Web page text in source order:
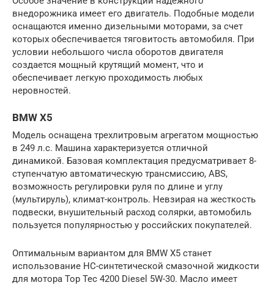
внедорожника имеет его двигатель. Подобные модели
оснащаются именно дизельными моторами, за счет
которых обеспечивается тяговитость автомобиля. При
условии небольшого числа оборотов двигателя
создается мощный крутящий момент, что и
обеспечивает легкую проходимость любых
неровностей.
BMW X5
Модель оснащена трехлитровым агрегатом мощностью
в 249 л.с. Машина характеризуется отличной
динамикой. Базовая комплектация предусматривает 8-
ступенчатую автоматическую трансмиссию, ABS,
возможность регулировки руля по длине и углу
(мультируль), климат-контроль. Невзирая на жесткость
подвески, внушительный расход солярки, автомобиль
пользуется популярностью у российских покупателей.
Оптимальным вариантом для BMW X5 станет
использование НС-синтетической смазочной жидкости
для мотора Top Tec 4200 Diesel 5W-30. Масло имеет